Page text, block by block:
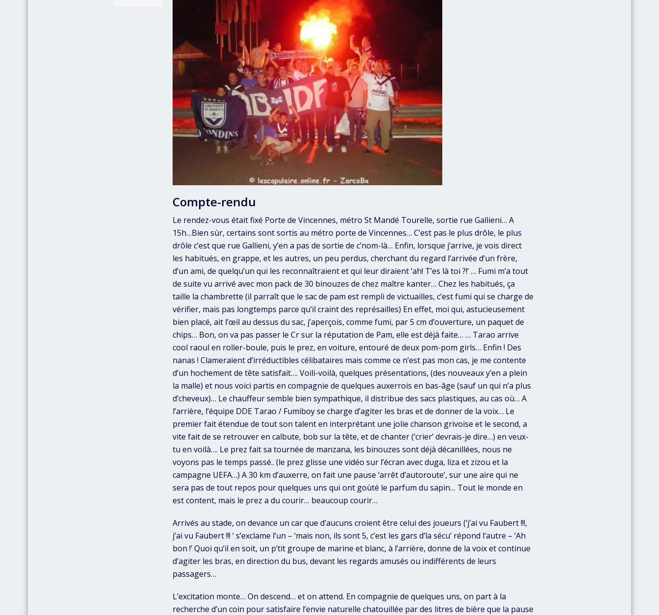
Compte-rendu
Le rendez-vous était fixé Porte de Vincennes, métro St Mandé Tourelle, sortie rue Gallieni… A
15h…Bien sùr, certains sont sortis au métro porte de Vincennes… C’est pas le plus drôle, le plus
drôle c’est que rue Gallieni, y’en a pas de sortie de c’nom-là… Enfin, lorsque j’arrive, je vois direct
les habitués, en grappe, et les autres, un peu perdus, cherchant du regard l’arrivée d’un frère,
d’un ami, de quelqu’un qui les reconnaîtraient et qui leur diraient ‘ah! T’es là toi ?!’ … Fumi m’a tout
de suite vu arrivé avec mon pack de 30 binouzes de chez maître kanter… Chez les habitués, ça
taille la chambrette (il parraît que le sac de pam est rempli de victuailles, c’est fumi qui se charge de
vérifier, mais pas longtemps parce qu’il craint des représailles) En effet, moi qui, astucieusement
bien placé, ait l’œil au dessus du sac, j’aperçois, comme fumi, par 5 cm d’ouverture, un paquet de
chips… Bon, on va pas passer le Cr sur la réputation de Pam, elle est déjà faite… … Tarao arrive
cool raoul en roller-boule, puis le prez, en voiture, entouré de deux pom-pom girls… Enfin ! Des
nanas ! Clameraient d’irréductibles célibataires mais comme ce n’est pas mon cas, je me contente
d’un hochement de tête satisfait…. Voili-voilà, quelques présentations, (des nouveaux y’en a plein
la malle) et nous voici partis en compagnie de quelques auxerrois en bas-âge (sauf un qui n’a plus
d’cheveux)… Le chauffeur semble bien sympathique, il distribue des sacs plastiques, au cas où… A
l’arrière, l’équipe DDE Tarao / Fumiboy se charge d’agiter les bras et de donner de la voix… Le
premier fait étendue de tout son talent en interprétant une jolie chanson grivoise et le second, a
vite fait de se retrouver en calbute, bob sur la tête, et de chanter (‘crier’ devrais-je dire…) en veux-
tu en voilà…. Le prez fait sa tournée de manzana, les binouzes sont déjà décanillées, nous ne
voyons pas le temps passé.. (le prez glisse une vidéo sur l’écran avec duga, liza et zizou et la
campagne UEFA…) A 30 km d’auxerre, on fait une pause ‘arrêt d’autoroute’, sur une aire qui ne
sera pas de tout repos pour quelques uns qui ont goùté le parfum du sapin… Tout le monde en
est content, mais le prez a du courir… beaucoup courir…
Arrivés au stade, on devance un car que d’aucuns croient être celui des joueurs (‘j’ai vu Faubert !!!,
j’ai vu Faubert !!! ‘ s’exclame l’un – ‘mais non, ils sont 5, c’est les gars d’la sécu’ répond l’autre – ‘Ah
bon !’ Quoi qu’il en soit, un p’tit groupe de marine et blanc, à l’arrière, donne de la voix et continue
d’agiter les bras, en direction du bus, devant les regards amusés ou indifférents de leurs
passagers…
L’excitation monte… On descend… et on attend. En compagnie de quelques uns, on part à la
recherche d’un coin pour satisfaire l’envie naturelle chatouillée par des litres de bière que la pause